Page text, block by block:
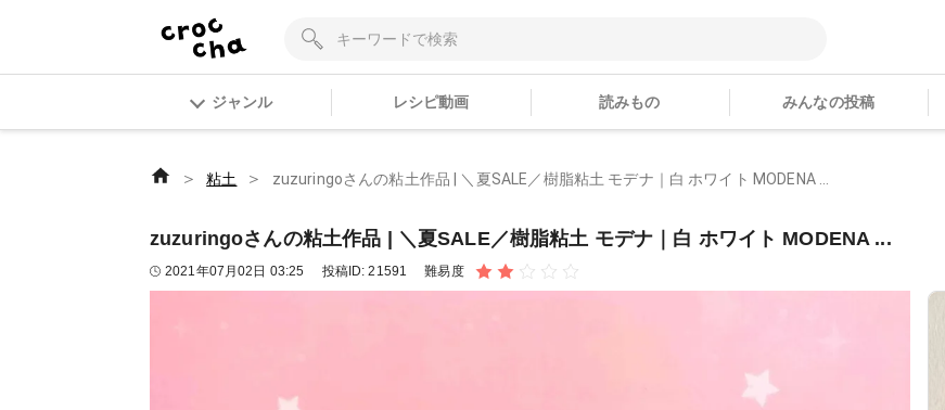
ジャンル レシピ動画 読みもの みんなの投稿
＞ 粘土 ＞ zuzuringoさんの粘土作品 | ＼夏SALE／樹脂粘土 モデナ｜白 ホワイト MODENA ...
zuzuringoさんの粘土作品 | ＼夏SALE／樹脂粘土 モデナ｜白 ホワイト MODENA ...
2021年07月02日 03:25 投稿ID:21591 難易度